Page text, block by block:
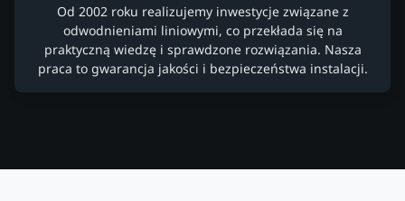
Od 2002 roku realizujemy inwestycje związane z
odwodnieniami liniowymi, co przekłada się na
praktyczną wiedzę i sprawdzone rozwiązania. Nasza
praca to gwarancja jakości i bezpieczeństwa instalacji.